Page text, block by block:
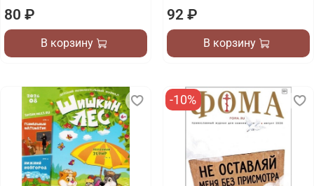
80 ₽
В корзину
92 ₽
В корзину
-10%